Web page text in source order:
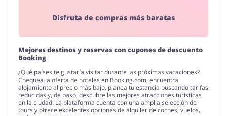
Disfruta de compras más baratas
Mejores destinos y reservas con cupones de descuento
Booking
¿Qué países te gustaría visitar durante las próximas vacaciones?
Chequea la oferta de hoteles en Booking.com, encuentra
alojamiento al precio más bajo, planea tu estancia buscando tarifas
reducidas y, de paso, descubre las mejores atracciones turísticas
en la ciudad. La plataforma cuenta con una amplia selección de
tours y ofrece excelentes opciones de alquiler de coches, vuelos,